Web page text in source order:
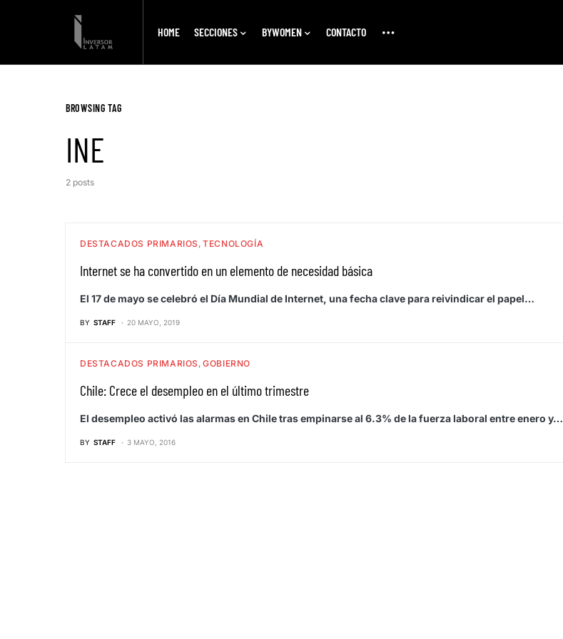
HOME SECCIONES BYWOMEN CONTACTO
BROWSING TAG
INE
2 posts
DESTACADOS PRIMARIOS TECNOLOGÍA
Internet se ha convertido en un elemento de necesidad básica
El 17 de mayo se celebró el Día Mundial de Internet, una fecha clave para reivindicar el papel…
BY STAFF 20 MAYO, 2019
DESTACADOS PRIMARIOS GOBIERNO
Chile: Crece el desempleo en el último trimestre
El desempleo activó las alarmas en Chile tras empinarse al 6.3% de la fuerza laboral entre enero y…
BY STAFF 3 MAYO, 2016